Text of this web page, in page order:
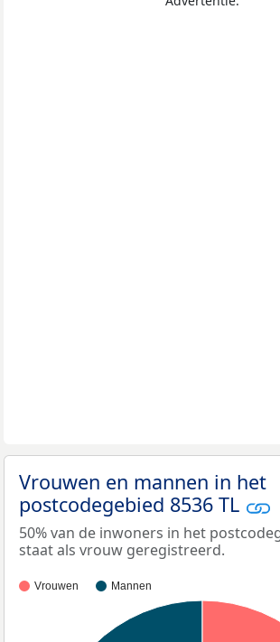
Vrouwen en mannen in het
postcodegebied 8536 TL
50% van de inwoners in het
staat als vrouw geregistreerd.
Vrouwen Mannen